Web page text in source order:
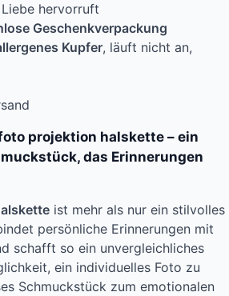
hervorruft
Geschenkverpackung
Kupfer, läuft nicht an,
projektion halskette – ein
das Erinnerungen
ist mehr als nur ein stilvolles
persönliche Erinnerungen mit
schafft so ein unvergleichliches
ein individuelles Foto zu
Schmuckstück zum emotionalen